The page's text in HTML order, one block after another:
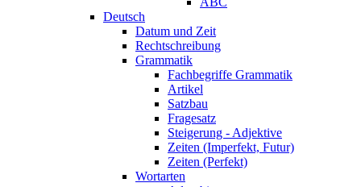
Deutsch
Datum und Zeit
Rechtschreibung
Grammatik
Fachbegriffe Grammatik
Artikel
Satzbau
Fragesatz
Steigerung - Adjektive
Zeiten (Imperfekt, Futur)
Zeiten (Perfekt)
Wortarten